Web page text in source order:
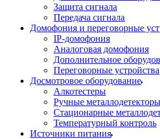
Защита сигнала
Передача сигнала
Домофония и переговорные
IP-домофония
Аналоговая домофония
Дополнительное
Переговорные устройства
Досмотровое оборудование
Алкотестеры
Ручные металлодетекторы
Стационарные
Температурный контроль
Источники питания